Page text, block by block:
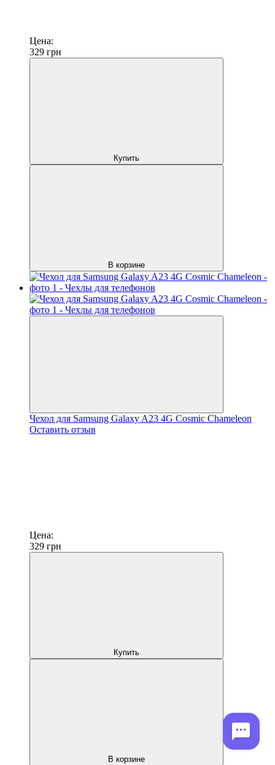
Цена:
329 грн
Купить
В корзине
Чехол для Samsung Galaxy A23 4G Cosmic Chameleon
Оставить отзыв
Цена:
329 грн
Купить
В корзине